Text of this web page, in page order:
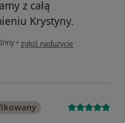
z całą
Krystyny.
Inny • w opinii użytkownika Marcin
zgłoś nadużycie